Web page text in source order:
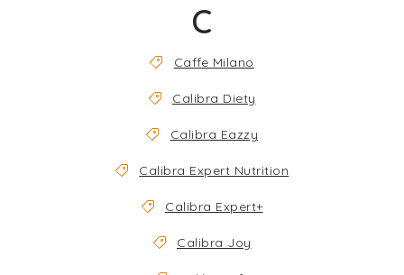
C
Caffe Milano
Calibra Diety
Calibra Eazzy
Calibra Expert Nutrition
Calibra Expert+
Calibra Joy